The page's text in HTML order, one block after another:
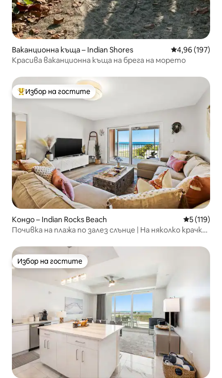
Ваканционна къща – Indian Shores Средна
4,96 (197)
Красива ваканционна къща на брега на морето
Най-популярен избор на гостите
Избор на гостите
Кондо – Indian Rocks Beach Средна
5 (119)
Почивка на плажа по залез слънце | На няколко крачки
Избор на гостите
Избор на гостите